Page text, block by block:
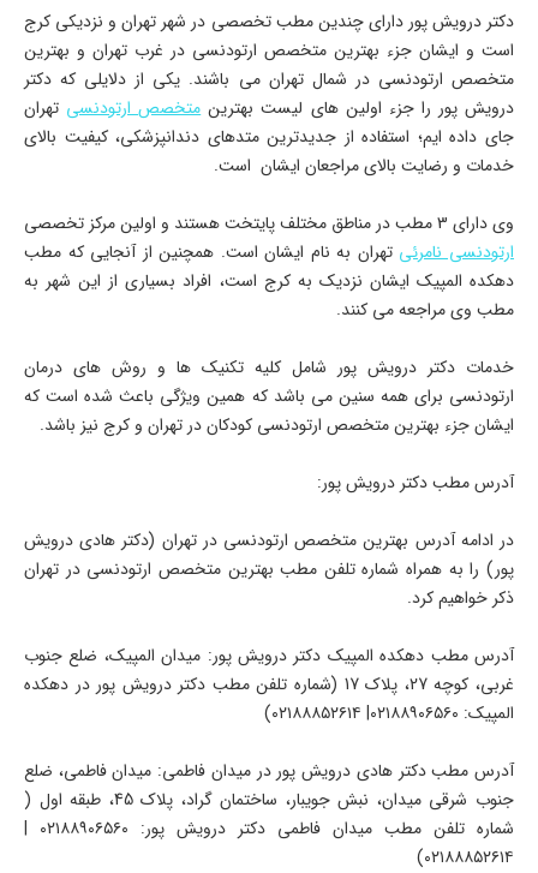
دکتر درویش پور دارای چندین مطب تخصصی در شهر تهران و نزدیکی کرج
است و ایشان جزء بهترین متخصص ارتودنسی در غرب تهران و بهترین
متخصص ارتودنسی در شمال تهران می باشند. یکی از دلایلی که دکتر
درویش پور را جزء اولین های لیست بهترینمتخصص ارتودنسی تهران
جای داده ایم؛ استفاده از جدیدترین متدهای دندانپزشکی، کیفیت بالای
خدمات و رضایت بالای مراجعان ایشان است.
وی دارای 3 مطب در مناطق مختلف پایتخت هستند و اولین مرکز تخصصی
ارتودنسی نامرئی تهران به نام ایشان است. همچنین از آنجایی که مطب
دهکده المپیک ایشان نزدیک به کرج است، افراد بسیاری از این شهر به
مطب وی مراجعه می کنند.
خدمات دکتر درویش پور شامل کلیه تکنیک ها و روش های درمان
ارتودنسی برای همه سنین می باشد که همین ویژگی باعث شده است که
ایشان جزء بهترین متخصص ارتودنسی کودکان در تهران و کرج نیز باشد.
آدرس مطب دکتر درویش پور:
در ادامه آدرس بهترین متخصص ارتودنسی در تهران (دکتر هادی درویش
پور) را به همراه شماره تلفن مطب بهترین متخصص ارتودنسی در تهران
ذکر خواهیم کرد.
آدرس مطب دهکده المپیک دکتر درویش پور: میدان المپیک، ضلع جنوب
غربی، کوچه 27، پلاک 17 (شماره تلفن مطب دکتر درویش پور در دهکده
المپیک: ۰۲۱۸۸۹۰۶۵۶۰| ۰۲۱۸۸۸۵۲۶۱۴)
آدرس مطب دکتر هادی درویش پور در میدان فاطمی: میدان فاطمی، ضلع
جنوب شرقی میدان، نبش جویبار، ساختمان گراد، پلاک 45، طبقه اول (
شماره تلفن مطب میدان فاطمی دکتر درویش پور: ۰۲۱۸۸۹۰۶۵۶۰ |
۰۲۱۸۸۸۵۲۶۱۴)